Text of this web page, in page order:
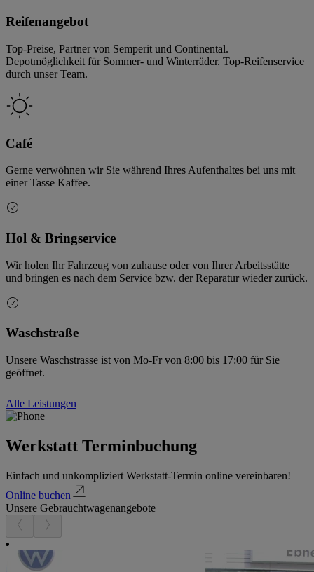
Reifenangebot
Top-Preise, Partner von Semperit und Continental.
Depotmöglichkeit für Sommer- und Winterräder. Top-Reifenservice
durch unser Team.
Café
Gerne verwöhnen wir Sie während Ihres Aufenthaltes bei uns mit
einer Tasse Kaffee.
Hol & Bringservice
Wir holen Ihr Fahrzeug von zuhause oder von Ihrer Arbeitsstätte
und bringen es nach dem Service bzw. der Reparatur wieder zurück.
Waschstraße
Unsere Waschstrasse ist von Mo-Fr von 8:00 bis 17:00 für Sie
geöffnet.
Alle Leistungen
Werkstatt Terminbuchung
Einfach und unkompliziert Werkstatt-Termin online vereinbaren!
Online buchen
Unsere Gebrauchtwagenangebote